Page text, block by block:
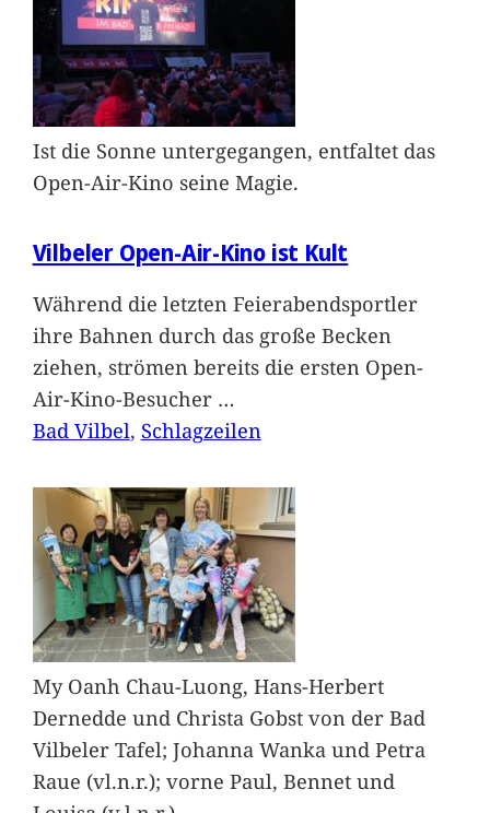
Ist die Sonne untergegangen, entfaltet das
Open-Air-Kino seine Magie.
Vilbeler Open-Air-Kino ist Kult
Während die letzten Feierabendsportler
ihre Bahnen durch das große Becken
ziehen, strömen bereits die ersten Open-
Air-Kino-Besucher …
Bad Vilbel, Schlagzeilen
My Oanh Chau-Luong, Hans-Herbert
Dernedde und Christa Gobst von der Bad
Vilbeler Tafel; Johanna Wanka und Petra
Raue (vl.n.r.); vorne Paul, Bennet und